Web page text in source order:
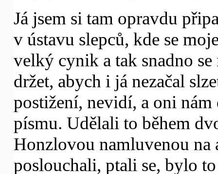
Já jsem si tam opravdu
v ústavu slepců, kde se
velký cynik a tak snadno
držet, abych i já nezačal
postižení, nevidí, a oni
písmu. Udělali to během
Honzlovou namluvenou na
poslouchali, ptali se, bylo